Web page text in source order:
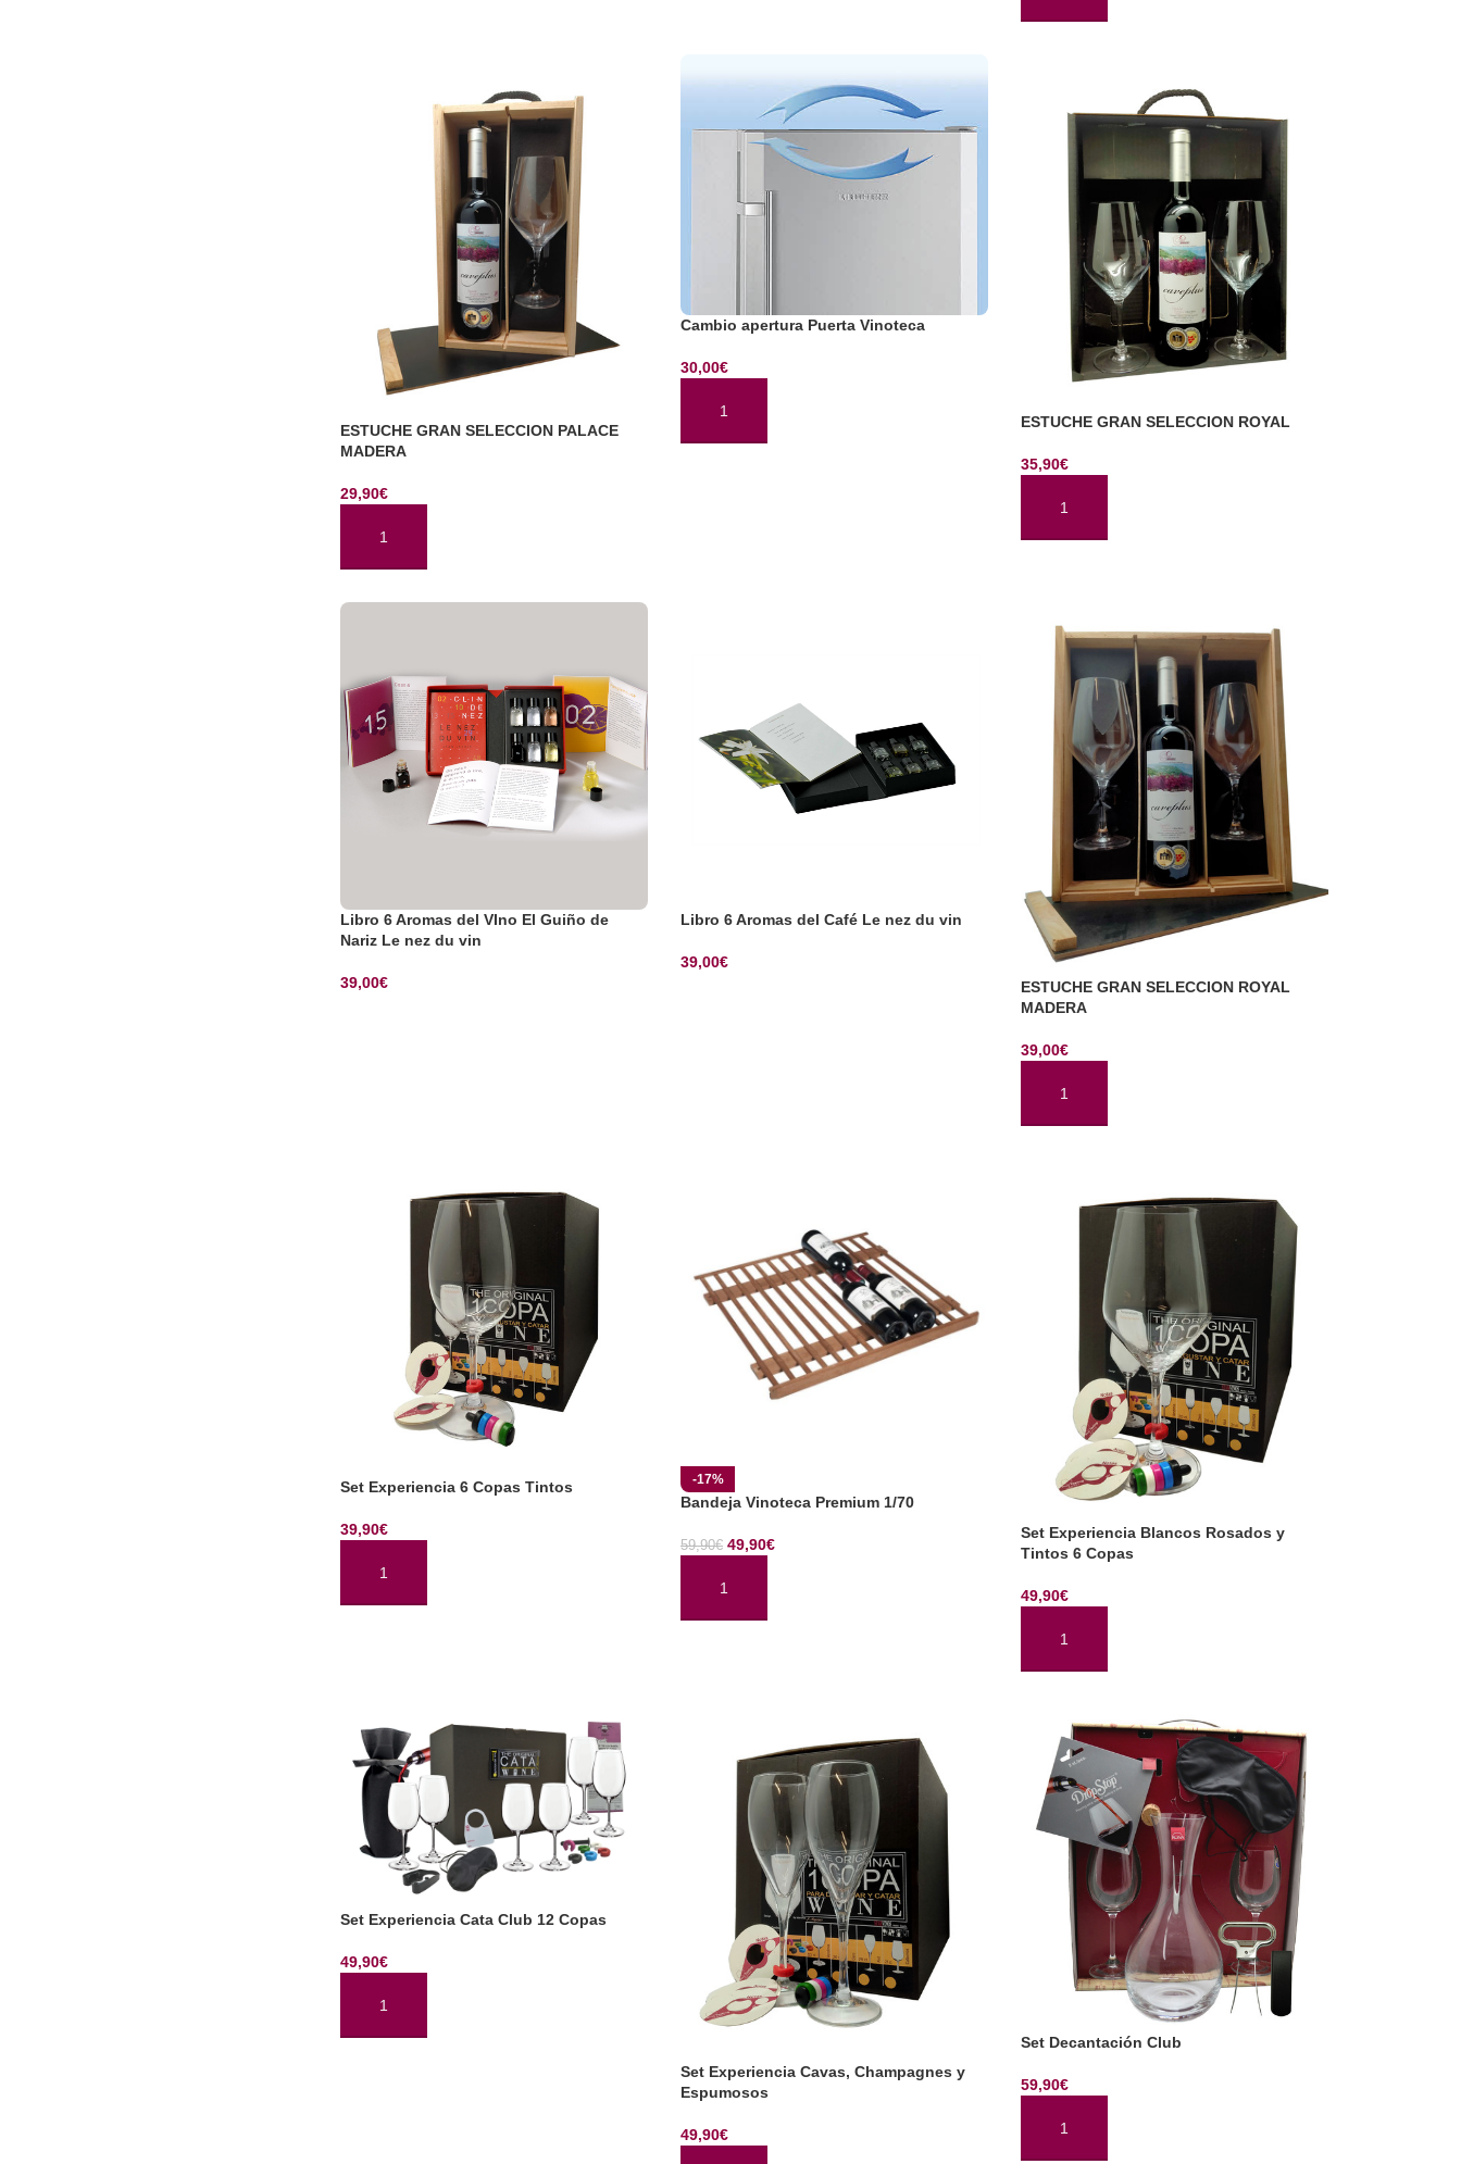
ESTUCHE GRAN SELECCION PALACE
MADERA
29,90€
AÑADIR AL CARRITO
Cambio apertura Puerta Vinoteca
30,00€
AÑADIR AL CARRITO ESTUCHE GRAN SELECCION ROYAL
35,90€
AÑADIR AL CARRITO
Libro 6 Aromas del VIno El Guiño de
Nariz Le nez du vin
39,00€
Libro 6 Aromas del Café Le nez du vin
39,00€
ESTUCHE GRAN SELECCION ROYAL
MADERA
39,00€
AÑADIR AL CARRITO
Set Experiencia 6 Copas Tintos
39,90€
AÑADIR AL CARRITO
-17%
Bandeja Vinoteca Premium 1/70
59,90€ 49,90€
AÑADIR AL CARRITO
Set Experiencia Blancos Rosados y
Tintos 6 Copas
49,90€
AÑADIR AL CARRITO
Set Experiencia Cata Club 12 Copas
49,90€
AÑADIR AL CARRITO
Set Experiencia Cavas, Champagnes y
Espumosos
49,90€
Set Decantación Club
59,90€
AÑADIR AL CARRITO